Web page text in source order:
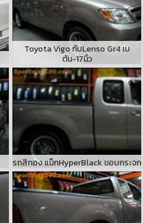
Toyota Vigo กับLenso Gr4 เบ
ตัน-17นิ้ว
รถสีทอง แม็กHyperBlack ขอบกระจก